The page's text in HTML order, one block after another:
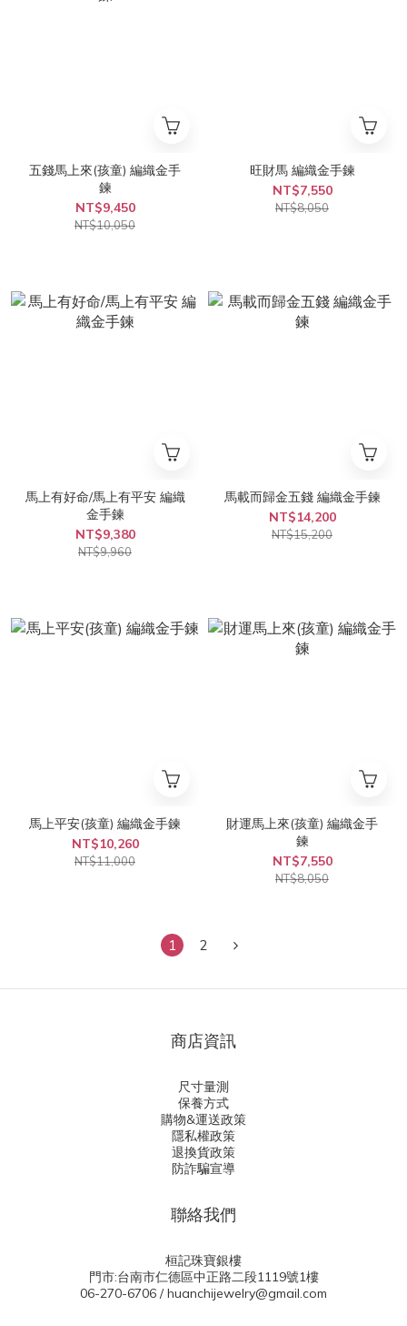
五錢馬上來(孩童) 編織金手
鍊
NT$9,450
NT$10,050
旺財馬 編織金手鍊
NT$7,550
NT$8,050
馬上有好命/馬上有平安 編織
金手鍊
NT$9,380
NT$9,960
馬載而歸金五錢 編織金手鍊
NT$14,200
NT$15,200
馬上平安(孩童) 編織金手鍊
NT$10,260
NT$11,000
財運馬上來(孩童) 編織金手
鍊
NT$7,550
NT$8,050
1 2
商店資訊
尺寸量測
保養方式
購物&運送政策
隱私權政策
退換貨政策
防詐騙宣導
聯絡我們
桓記珠寶銀樓
門市:台南市仁德區中正路二段1119號1樓
06-270-6706 / huanchijewelry@gmail.com